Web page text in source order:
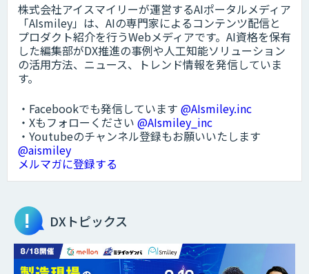
株式会社アイスマイリーが運営するAIポータルメディア
「AIsmiley」は、AIの専門家によるコンテンツ配信と
プロダクト紹介を行うWebメディアです。AI資格を保有
した編集部がDX推進の事例や人工知能ソリューション
の活用方法、ニュース、トレンド情報を発信していま
す。
・Facebookでも発信しています @AIsmiley.inc
・Xもフォローください @AIsmiley_inc
・Youtubeのチャンネル登録もお願いいたします
@aismiley
メルマガに登録する
DXトピックス